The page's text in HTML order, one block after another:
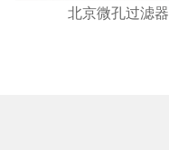
北京微孔过滤器